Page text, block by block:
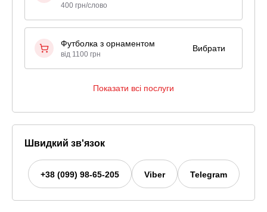
400 грн/слово
Футболка з орнаментом
від 1100 грн
Вибрати
Показати всі послуги
Швидкий зв'язок
+38 (099) 98-65-205 Viber Telegram